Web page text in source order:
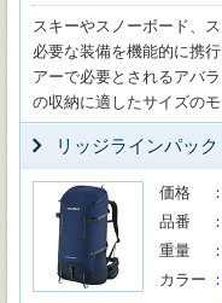
スキーやスノーボード、
必要な装備を機能的に携
アーで必要とされるアバ
の収納に適したサイズのモ
リッジラインパック
価格
品番
重量
カラー